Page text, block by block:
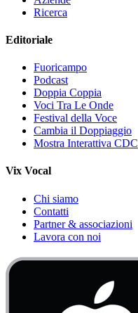
Ricerca
Editoriale
Fuoricampo
Podcast
Doppia Coppia
Voci Tra Le Onde
Festival della Voce
Cambia il Doppiaggio
Mostra Interattiva CDC
Vix Vocal
Chi siamo
Contatti
Partner & associazioni
Lavora con noi